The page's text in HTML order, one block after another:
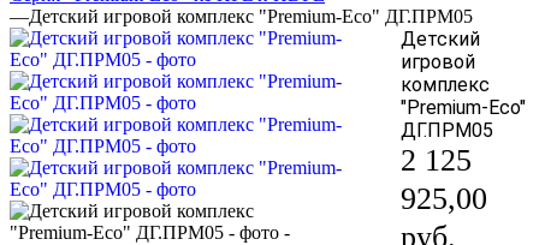
—Детский игровой комплекс "Premium-Eco" ДГ.ПРМ05
Детский
игровой
комплекс
"Premium-Eco"
ДГ.ПРМ05
2 125
925,00
руб.